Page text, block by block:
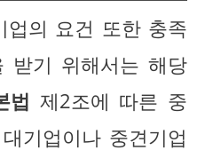
업의 요건 또한 충족
받기 위해서는 해당
법 제2조에 따른 중
기업이나 중견기업